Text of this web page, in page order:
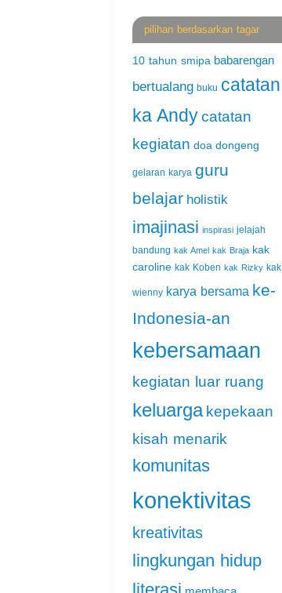
pilihan berdasarkan tagar
10 tahun smipa babarengan
bertualang buku catatan
ka Andycatatan
kegiatan doa dongeng
gelaran karya guru
belajar holistik
imajinasi inspirasi jelajah
bandung kak Amel kak Braja kak
caroline kak Koben kak Rizky kak
wienny karya bersama ke-
Indonesia-an
kebersamaan
kegiatan luar ruang
keluarga kepekaan
kisah menarik
komunitas
konektivitas
kreativitas
lingkungan hidup